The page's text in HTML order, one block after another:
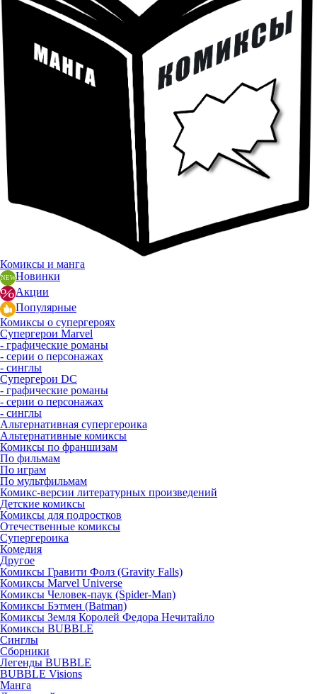
Комиксы и манга
Новинки
Акции
Популярные
Комиксы о супергероях
Супергерои Marvel
- графические романы
- серии о персонажах
- синглы
Супергерои DC
- графические романы
- серии о персонажах
- синглы
Альтернативная супергероика
Альтернативные комиксы
Комиксы по франшизам
По фильмам
По играм
По мультфильмам
Комикс-версии литературных произведений
Детские комиксы
Комиксы для подростков
Отечественные комиксы
Супергероика
Комедия
Другое
Комиксы Гравити Фолз (Gravity Falls)
Комиксы Marvel Universe
Комиксы Человек-паук (Spider-Man)
Комиксы Бэтмен (Batman)
Комиксы Земля Королей Федора Нечитайло
Комиксы BUBBLE
Синглы
Сборники
Легенды BUBBLE
BUBBLE Visions
Манга